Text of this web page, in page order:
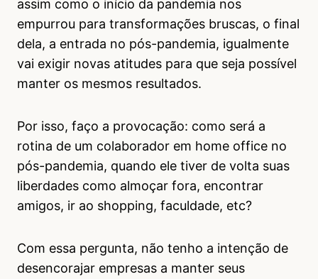
assim como o início da pandemia nos
empurrou para transformações bruscas, o final
dela, a entrada no pós-pandemia, igualmente
vai exigir novas atitudes para que seja possível
manter os mesmos resultados.
Por isso, faço a provocação: como será a
rotina de um colaborador em home office no
pós-pandemia, quando ele tiver de volta suas
liberdades como almoçar fora, encontrar
amigos, ir ao shopping, faculdade, etc?
Com essa pergunta, não tenho a intenção de
desencorajar empresas a manter seus